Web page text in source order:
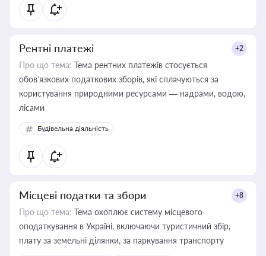
Рентні платежі +2
Про що тема: Тема рентних платежів стосується
обов’язкових податкових зборів, які сплачуються за
користування природними ресурсами — надрами, водою,
лісами
Будівельна діяльність
Місцеві податки та збори +8
Про що тема: Тема охоплює систему місцевого
оподаткування в Україні, включаючи туристичний збір,
плату за земельні ділянки, за паркування транспорту